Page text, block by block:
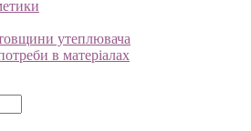
утеплювача
в матеріалах